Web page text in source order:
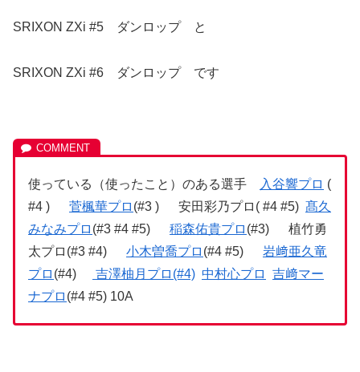
SRIXON ZXi #5 ダンロップ と
SRIXON ZXi #6 ダンロップ です
使っている（使ったこと）のある選手 入谷響プロ (
#4 ) 菅楓華プロ (#3 ) 安田彩乃プロ( #4 #5) 髙久
みなみプロ (#3 #4 #5) 稲森佑貴プロ (#3) 植竹勇
太プロ(#3 #4) 小木曽喬プロ (#4 #5) 岩﨑亜久竜
プロ (#4) 吉澤柚月プロ(#4) 中村心プロ
吉﨑マー
ナプロ (#4 #5) 10A